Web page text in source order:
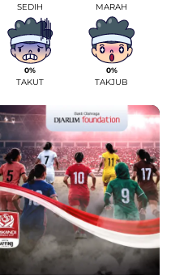
SEDIH MARAH
0%
TAKUT
0%
TAKJUB